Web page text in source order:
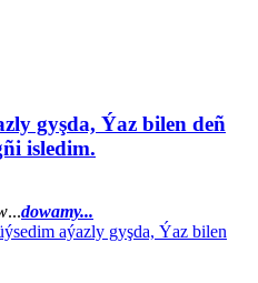
gyşda, Ýaz bilen deñ
isledim.
...dowamy...
aýazly gyşda, Ýaz bilen